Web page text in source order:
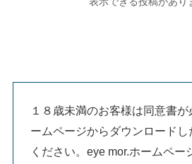
１８歳未満のお客様は同意書
ームページからダウンロードし
ください。eye mor.ホームペー